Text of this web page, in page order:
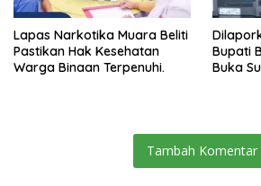
Lapas Narkotika Muara Beliti
Pastikan Hak Kesehatan
Warga Binaan Terpenuhi.
Bupati
Buka
Tambah Komentar